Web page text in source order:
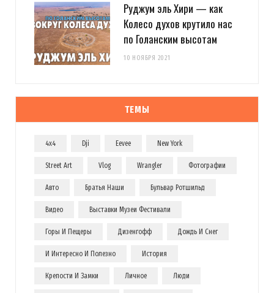
Руджум эль Хири — как
Колесо духов крутило нас
по Голанским высотам
10 НОЯБРЯ 2021
ТЕМЫ
4x4 Dji Eevee New York
Street Art Vlog Wrangler Фотографии
Авто Братья Наши Бульвар Ротшильд
Видео Выставки Музеи Фестивали
Горы И Пещеры Дизенгофф Дождь И Снег
И Интересно И Полезно История
Крепости И Замки Личное Люди